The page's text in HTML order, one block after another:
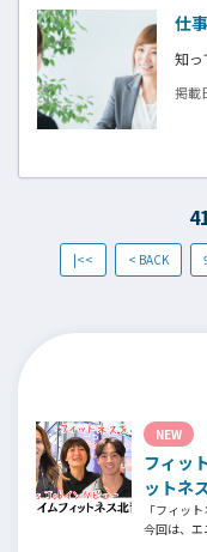
仕
知っ
掲載
|<< < BACK
NEW
フィッ
ットネ
「フィッ
今回は、エ